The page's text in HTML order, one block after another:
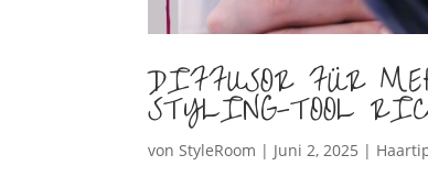
DIFFUSOR FÜR
STYLING-TOOL
vonStyleRoom | Juni 2, 2025 |